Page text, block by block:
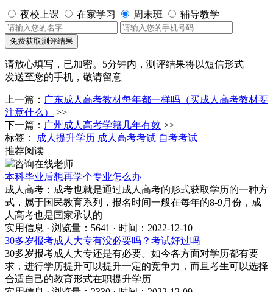
夜校上课 在家学习 周末班 辅导教学
免费获取测评结果
请放心填写，已加密。 5分钟内，测评结果将以短信形式
发送至您的手机，敬请留意
上一篇： 广东成人高考教材每年都一样吗（买成人高考教材要
注意什么）
>>
下一篇： 广州成人高考学籍几年有效 >>
标签：
成人提升学历 成人高考考试 自考考试
推荐阅读
咨询在线老师
本科毕业后想再学个专业怎么办
成人高考：成考也就是通过成人高考的形式获取学历的一种方
式，属于国民教育系列，报名时间一般在每年的8-9月份，成
人高考也是国家承认的
实用信息 · 浏览量：5641 · 时间：2022-12-10
30多岁报考成人大专有没必要吗？考试好过吗
30多岁报考成人大专还是有必要。如今各方面对学历都有要
求，进行学历提升可以提升一定的竞争力，而且考生可以选择
合适自己的教育形式在职提升学历